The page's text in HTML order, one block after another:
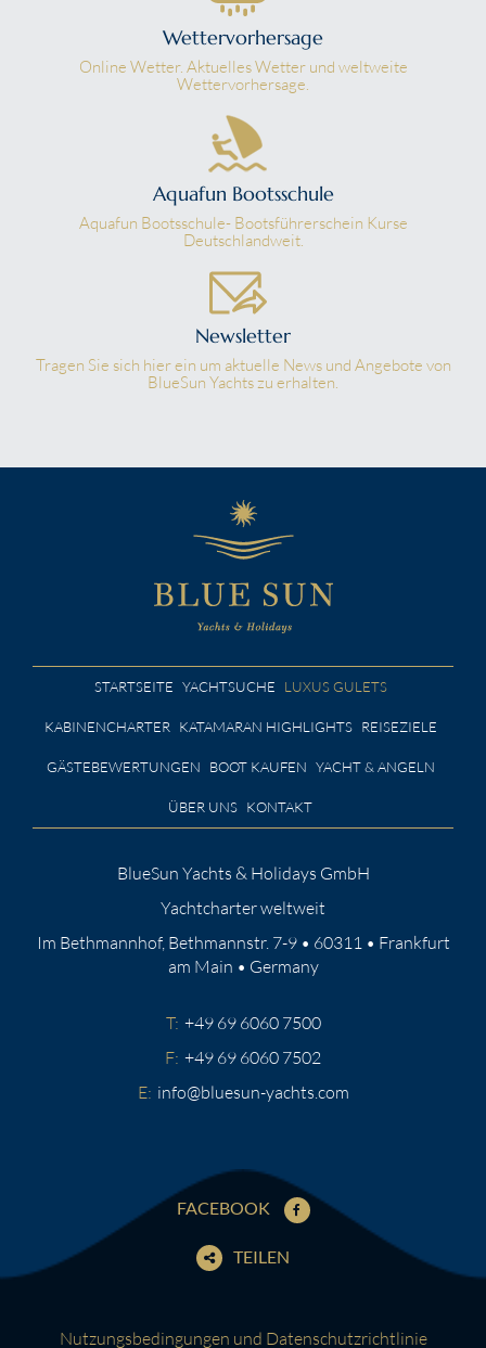
Wettervorhersage
Online Wetter. Aktuelles Wetter und weltweite
Wettervorhersage.
Aquafun Bootsschule
Aquafun Bootsschule- Bootsführerschein Kurse
Deutschlandweit.
Newsletter
Tragen Sie sich hier ein um aktuelle News und Angebote von
BlueSun Yachts zu erhalten.
STARTSEITE YACHTSUCHE LUXUS GULETS
KABINENCHARTER KATAMARAN HIGHLIGHTS REISEZIELE
GÄSTEBEWERTUNGEN BOOT KAUFEN YACHT & ANGELN
ÜBER UNS KONTAKT
BlueSun Yachts & Holidays GmbH
Yachtcharter weltweit
Im Bethmannhof, Bethmannstr. 7-9 • 60311 • Frankfurt
am Main • Germany
T: +49 69 6060 7500
F: +49 69 6060 7502
E: info@bluesun-yachts.com
FACEBOOK
TEILEN
Nutzungsbedingungen und Datenschutzrichtlinie